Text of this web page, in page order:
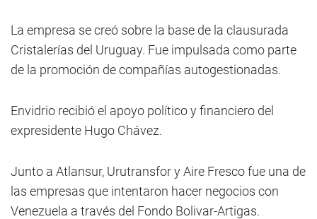
La empresa se creó sobre la base de la clausurada
Cristalerías del Uruguay. Fue impulsada como parte
de la promoción de compañías autogestionadas.
Envidrio recibió el apoyo político y financiero del
expresidente Hugo Chávez.
Junto a Atlansur, Urutransfor y Aire Fresco fue una de
las empresas que intentaron hacer negocios con
Venezuela a través del Fondo Bolivar-Artigas.